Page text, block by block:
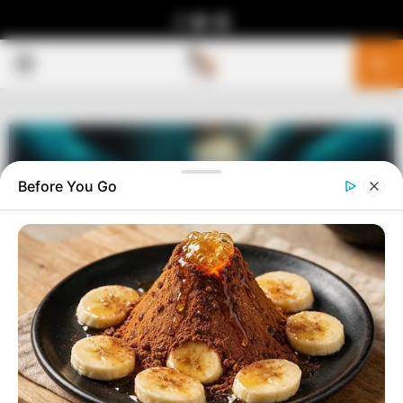
MENU
Before You Go